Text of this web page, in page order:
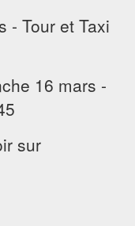
- Tour et Taxi
16 mars -
sur